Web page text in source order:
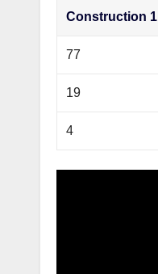
Construction 1
77
19
4